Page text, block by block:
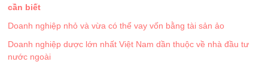
cần biết
Doanh nghiệp nhỏ và vừa có thể vay vốn bằng tài sản ảo
Doanh nghiệp dược lớn nhất Việt Nam dần thuộc về nhà đầu tư
nước ngoài